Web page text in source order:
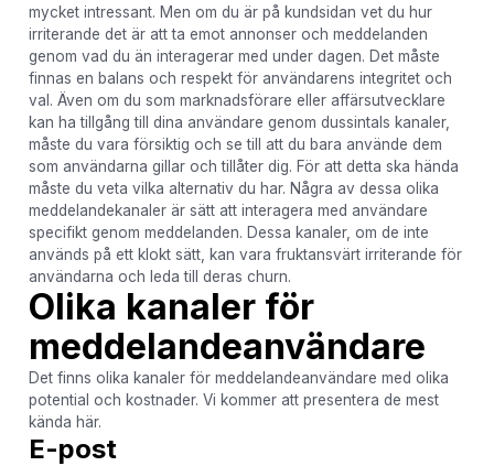
mycket intressant. Men om du är på kundsidan vet du hur
irriterande det är att ta emot annonser och meddelanden
genom vad du än interagerar med under dagen. Det måste
finnas en balans och respekt för användarens integritet och
val. Även om du som marknadsförare eller affärsutvecklare
kan ha tillgång till dina användare genom dussintals kanaler,
måste du vara försiktig och se till att du bara använde dem
som användarna gillar och tillåter dig. För att detta ska hända
måste du veta vilka alternativ du har. Några av dessa olika
meddelandekanaler är sätt att interagera med användare
specifikt genom meddelanden. Dessa kanaler, om de inte
används på ett klokt sätt, kan vara fruktansvärt irriterande för
användarna och leda till deras churn.
Olika kanaler för
meddelandeanvändare
Det finns olika kanaler för meddelandeanvändare med olika
potential och kostnader. Vi kommer att presentera de mest
kända här.
E-post